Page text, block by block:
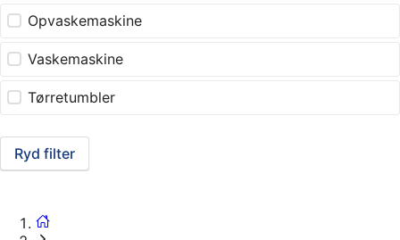
Opvaskemaskine
Vaskemaskine
Tørretumbler
Ryd filter